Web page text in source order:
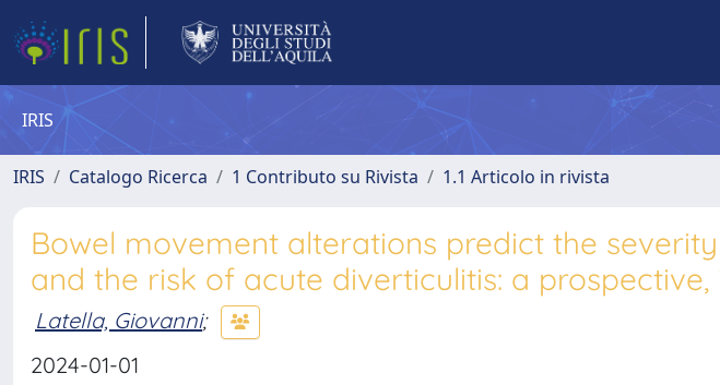
IRIS
IRIS Catalogo Ricerca 1 Contributo su Rivista 1.1 Articolo in rivista
Bowel movement alterations predict the
and the risk of acute diverticulitis: a
Latella, Giovanni;
2024-01-01